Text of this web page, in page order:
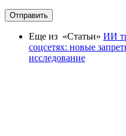
Отправить
Еще из «Статьи» ИИ
соцсетях: новые
исследование